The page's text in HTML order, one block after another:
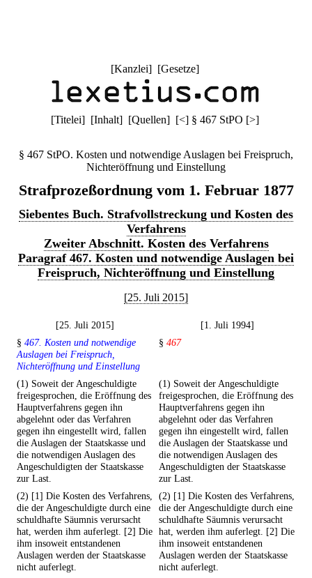
[Kanzlei] [Gesetze]
[Titelei] [Inhalt] [Quellen] [<] § 467 StPO [>]
§ 467 StPO. Kosten und notwendige Auslagen bei Freispruch,
Nichteröffnung und Einstellung
Strafprozeßordnung vom 1. Februar 1877
Siebentes Buch. Strafvollstreckung und Kosten des
Verfahrens
Zweiter Abschnitt. Kosten des Verfahrens
Paragraf 467. Kosten und notwendige Auslagen bei
Freispruch, Nichteröffnung und Einstellung
[25. Juli 2015]
[25. Juli 2015]
[1. Juli 1994]
§ 467. Kosten und notwendige
Auslagen bei Freispruch,
Nichteröffnung und Einstellung
§ 467
(1) Soweit der Angeschuldigte
freigesprochen, die Eröffnung des
Hauptverfahrens gegen ihn
abgelehnt oder das Verfahren
gegen ihn eingestellt wird, fallen
die Auslagen der Staatskasse und
die notwendigen Auslagen des
Angeschuldigten der Staatskasse
zur Last.
(1) Soweit der Angeschuldigte
freigesprochen, die Eröffnung des
Hauptverfahrens gegen ihn
abgelehnt oder das Verfahren
gegen ihn eingestellt wird, fallen
die Auslagen der Staatskasse und
die notwendigen Auslagen des
Angeschuldigten der Staatskasse
zur Last.
(2) [1] Die Kosten des Verfahrens,
die der Angeschuldigte durch eine
schuldhafte Säumnis verursacht
hat, werden ihm auferlegt. [2] Die
ihm insoweit entstandenen
Auslagen werden der Staatskasse
nicht auferlegt.
(2) [1] Die Kosten des Verfahrens,
die der Angeschuldigte durch eine
schuldhafte Säumnis verursacht
hat, werden ihm auferlegt. [2] Die
ihm insoweit entstandenen
Auslagen werden der Staatskasse
nicht auferlegt.